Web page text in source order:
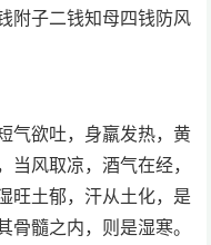
附子二钱知母四钱防风
气欲吐，身羸发热，黄
风取凉，酒气在经，
旺土郁，汗从土化，是
髓之内，则是湿寒。